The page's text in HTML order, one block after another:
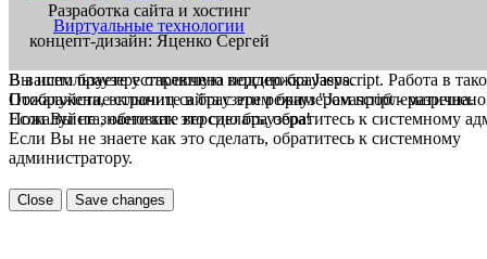
Разработка сайта и хостинг
Виртуальные технологии
концепт-дизайн: Яценко Сергей
В вашем браузере отключена поддержка Jasvscript. Работа в
Пожалуйста, включите в браузере режим "Javascript -
Если Вы не знаете как это сделать, обратитесь к системному
Вы используете устаревшую версию браузера.
Отображение страниц сайта с этим браузером проблематична.
Пожалуйста, обновите версию браузера!
Если Вы не знаете как это сделать, обратитесь к системному
администратору.
Close Save changes